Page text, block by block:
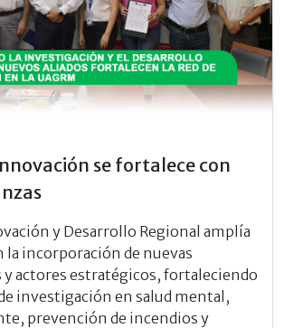
se fortalece con
y Desarrollo Regional amplía
la incorporación de nuevas
y actores estratégicos, fortaleciendo
investigación en salud mental,
prevención de incendios y